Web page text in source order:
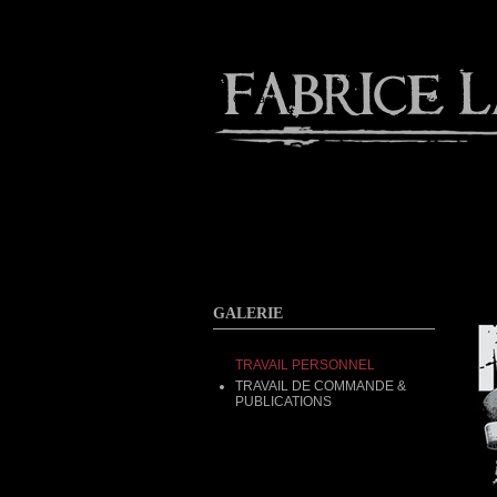
Contact
GALERIE
TRAVAIL PERSONNEL
TRAVAIL DE COMMANDE &
PUBLICATIONS